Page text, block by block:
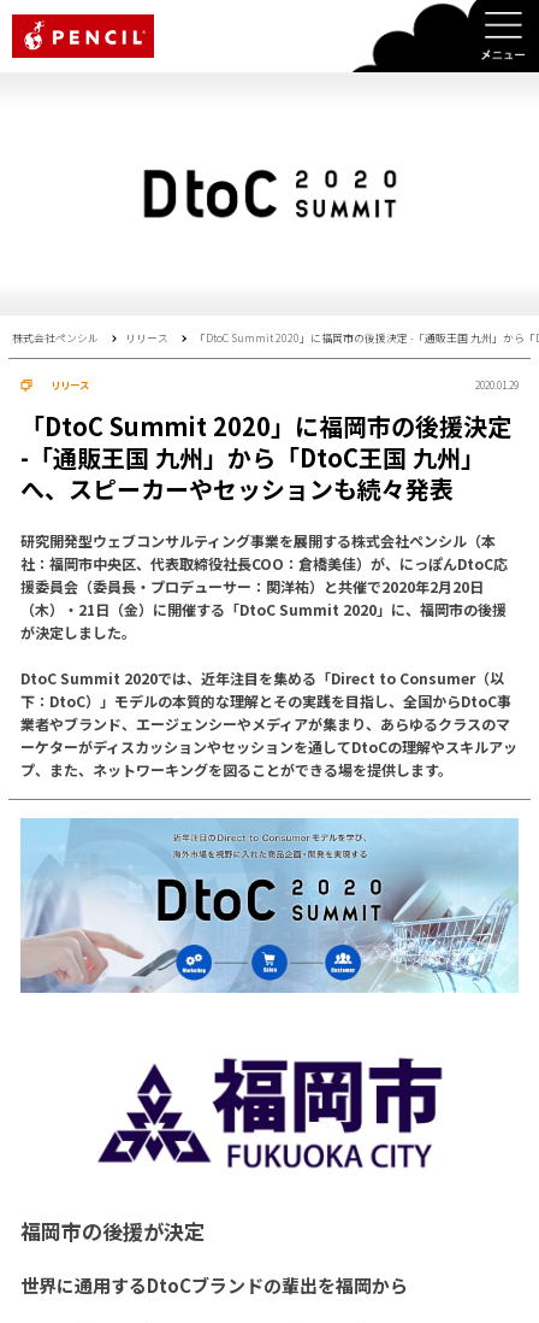
株式会社ペンシル リリース 「DtoC Summit 2020」に福岡市の後援決定 -「通販王国 九州」から
リリース 2020.01.29
「DtoC Summit 2020」に福岡市の後援決定
-「通販王国 九州」から「DtoC王国 九州」
へ、スピーカーやセッションも続々発表
研究開発型ウェブコンサルティング事業を展開する株式会社ペンシル（本
社：福岡市中央区、代表取締役社長COO：倉橋美佳）が、にっぽんDtoC応
援委員会（委員長・プロデューサー：関洋祐）と共催で2020年2月20日
（木）・21日（金）に開催する「DtoC Summit 2020」に、福岡市の後援
が決定しました。
DtoC Summit 2020では、近年注目を集める「Direct to Consumer（以
下：DtoC）」モデルの本質的な理解とその実践を目指し、全国からDtoC事
業者やブランド、エージェンシーやメディアが集まり、あらゆるクラスのマ
ーケターがディスカッションやセッションを通してDtoCの理解やスキルアッ
プ、また、ネットワーキングを図ることができる場を提供します。
福岡市の後援が決定
世界に通用するDtoCブランドの輩出を福岡から